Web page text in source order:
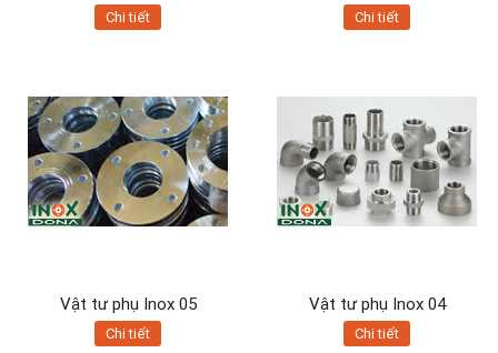
Chi tiết Chi tiết
Vật tư phụ Inox 05
Chi tiết
Vật tư phụ Inox 04
Chi tiết